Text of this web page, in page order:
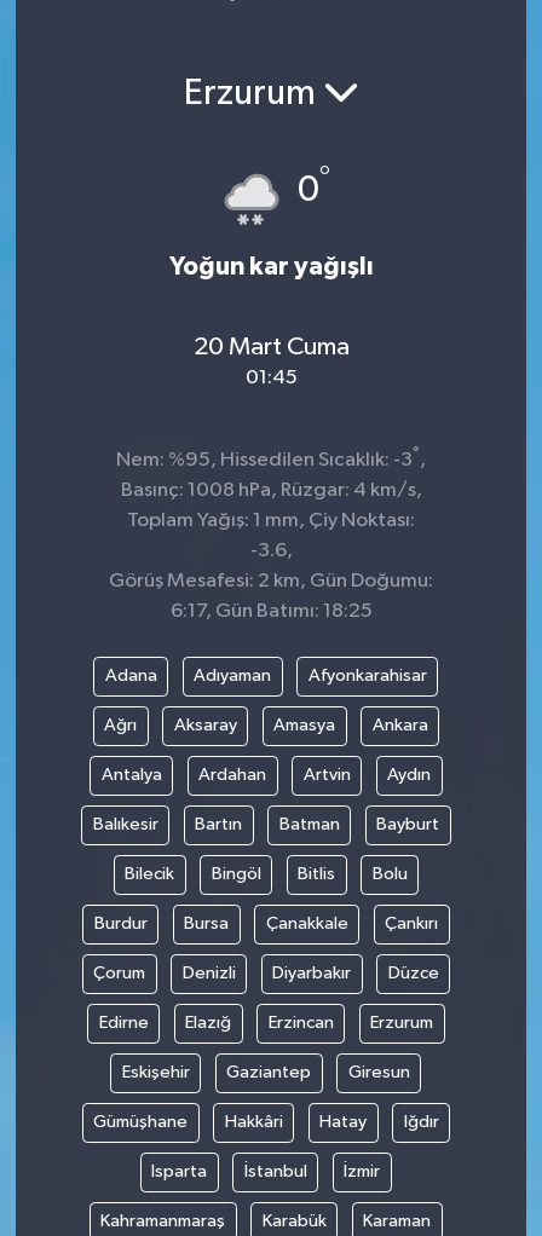
Erzurum
0°
Yoğun kar yağışlı
20 Mart Cuma
01:45
Nem: %95, Hissedilen Sıcaklık: -3° ,
Basınç: 1008 hPa, Rüzgar: 4 km/s,
Toplam Yağış: 1 mm, Çiy Noktası:
-3.6,
Görüş Mesafesi: 2 km, Gün Doğumu:
6:17, Gün Batımı: 18:25
Adana Adıyaman Afyonkarahisar
Ağrı Aksaray Amasya Ankara
Antalya Ardahan Artvin Aydın
Balıkesir Bartın Batman Bayburt
Bilecik Bingöl Bitlis Bolu
Burdur Bursa Çanakkale Çankırı
Çorum Denizli Diyarbakır Düzce
Edirne Elazığ Erzincan Erzurum
Eskişehir Gaziantep Giresun
Gümüşhane Hakkâri Hatay Iğdır
Isparta İstanbul İzmir
Kahramanmaraş Karabük Karaman